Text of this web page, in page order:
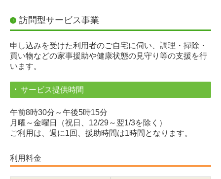
安心カード
貸出事業
思いやり駐車場
子どもに関すること
みどの学童クラブ
地域福祉に関すること
訪問型サービス事業
申し込みを受けた利用者のご自宅に伺い、調理・掃除・
買い物などの家事援助や健康状態の見守り等の支援を行
います。
サービス提供時間
午前8時30分～午後5時15分
月曜～金曜日（祝日、12/29～翌1/3を除く）
ご利用は、週に1回、援助時間は1時間となります。
利用料金